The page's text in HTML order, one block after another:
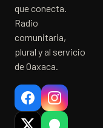
que conecta.
Radio
comunitaria,
plural y al servicio
de Oaxaca.